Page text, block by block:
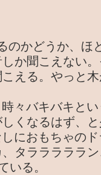
のかどうか、ほ
か聞こえない
える。やっと
々バキバキと
くなるはず、
におもちゃの
タラララララ
いる。